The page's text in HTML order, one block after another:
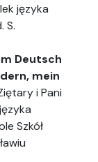
języka
S.
Deutsch
mein
i Pani
Szkół